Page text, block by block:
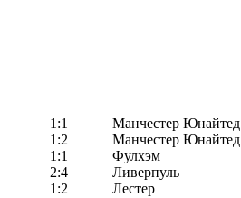
1:1
Манчестер Юнайтед
1:2
Манчестер Юнайтед
1:1
Фулхэм
2:4
Ливерпуль
1:2
Лестер